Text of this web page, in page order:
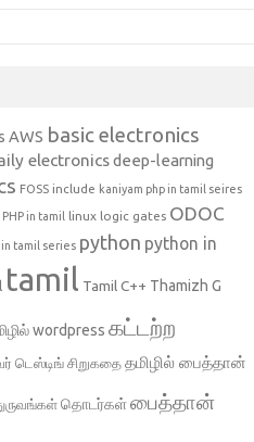
AWS basic electronics
electronicsdeep-learning
FOSS include kaniyam php in tamil seires
in tamil linux logic gates ODOC
in tamil series python python in
tamil Tamil C++ Thamizh G
wordpress கட்டற்ற
டெஸ்டிங் சிறுகதை தமிழில் பைத்தான்
தொடர்கள்பைத்தான்